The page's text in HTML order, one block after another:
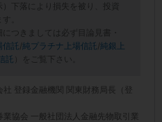
下落により損失を被り、投資
。
につきましては必ず目論見書・
信託/純プラチナ上場信託 /純銀上
託 ）をご覧下さい。
登録金融機関 関東財務局長（登
協会 一般社団法人金融先物取引業